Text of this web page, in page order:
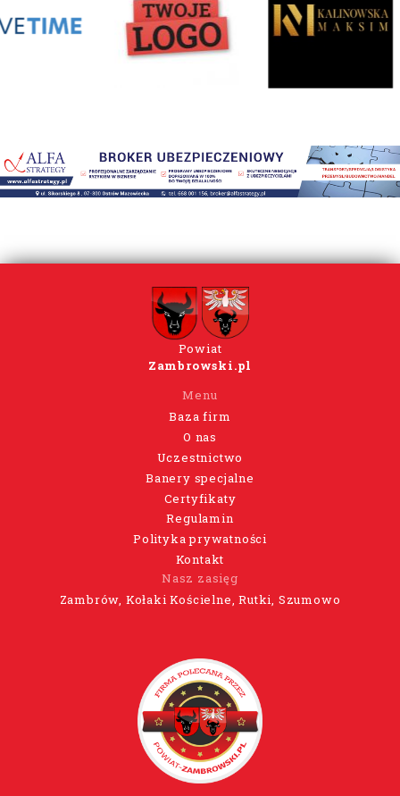
Powiat
Zambrowski.pl
Menu
Baza firm
O nas
Uczestnictwo
Banery specjalne
Certyfikaty
Regulamin
Polityka prywatności
Kontakt
Nasz zasięg
Zambrów, Kołaki Kościelne, Rutki, Szumowo